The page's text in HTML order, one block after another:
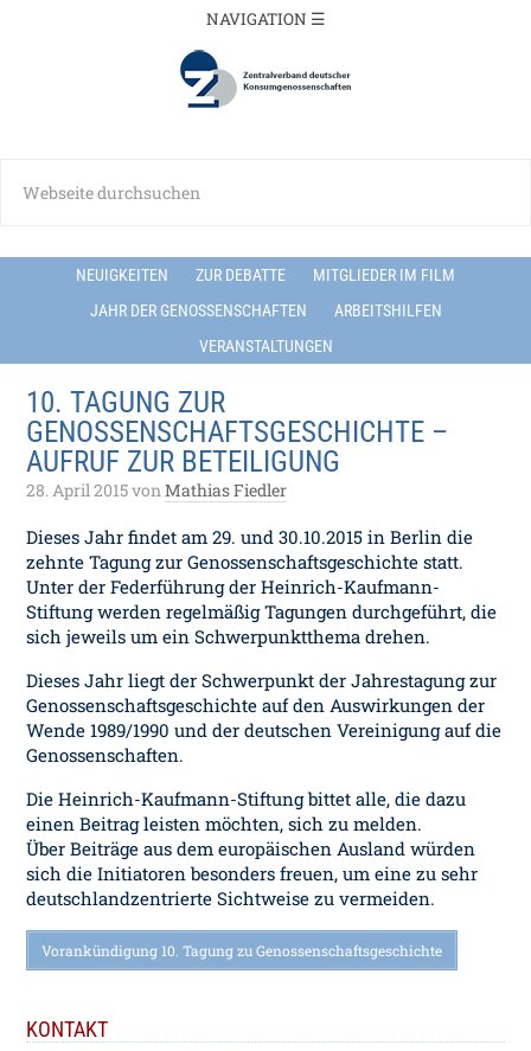
NEUIGKEITEN ZUR DEBATTE
MITGLIEDER IM FILM
JAHR DER GENOSSENSCHAFTEN
ARBEITSHILFEN
VERANSTALTUNGEN
10. TAGUNG ZUR
GENOSSENSCHAFTSGESCHICHTE –
AUFRUF ZUR BETEILIGUNG
28. April 2015vonMathias Fiedler
Dieses Jahr findet am 29. und 30.10.2015 in Berlin die
zehnte Tagung zur Genossenschaftsgeschichte statt.
Unter der Federführung der Heinrich-Kaufmann-
Stiftung werden regelmäßig Tagungen durchgeführt, die
sich jeweils um ein Schwerpunktthema drehen.
Dieses Jahr liegt der Schwerpunkt der Jahrestagung zur
Genossenschaftsgeschichte auf den Auswirkungen der
Wende 1989/1990 und der deutschen Vereinigung auf die
Genossenschaften.
Die Heinrich-Kaufmann-Stiftung bittet alle, die dazu
einen Beitrag leisten möchten, sich zu melden.
Über Beiträge aus dem europäischen Ausland würden
sich die Initiatoren besonders freuen, um eine zu sehr
deutschlandzentrierte Sichtweise zu vermeiden.
Vorankündigung 10. Tagung zu Genossenschaftsgeschichte
KONTAKT